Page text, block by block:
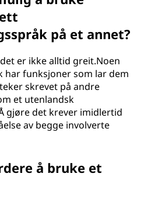
på et annet?
er ikke alltid greit.Noen
funksjoner som lar dem
skrevet på andre
et utenlandsk
gjøre det krever imidlertid
av begge involverte
å bruke et